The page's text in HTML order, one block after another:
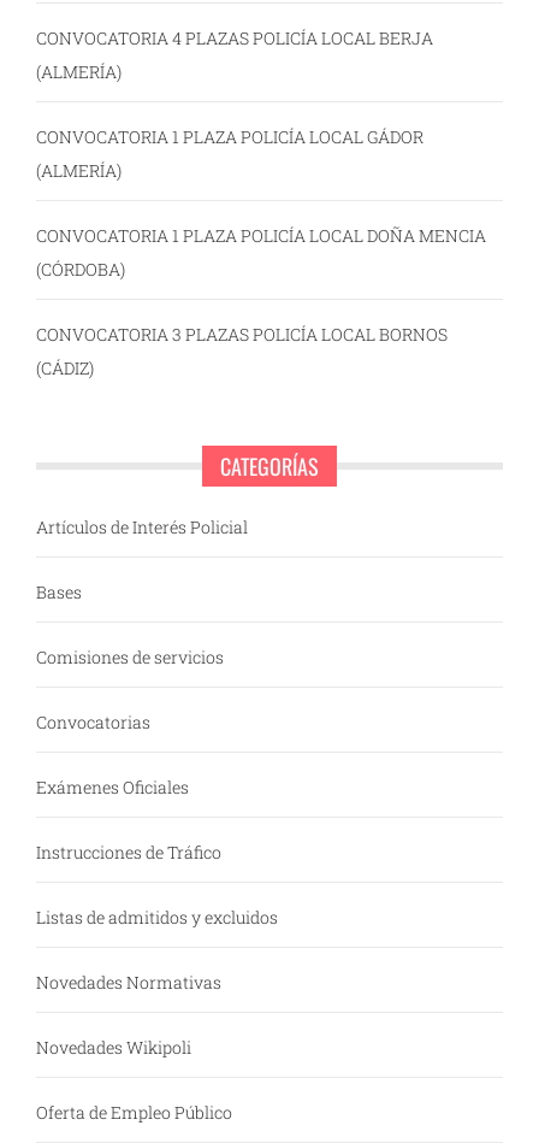
CONVOCATORIA 4 PLAZAS POLICÍA LOCAL BERJA
(ALMERÍA)
CONVOCATORIA 1 PLAZA POLICÍA LOCAL GÁDOR
(ALMERÍA)
CONVOCATORIA 1 PLAZA POLICÍA LOCAL DOÑA MENCIA
(CÓRDOBA)
CONVOCATORIA 3 PLAZAS POLICÍA LOCAL BORNOS
(CÁDIZ)
CATEGORÍAS
Artículos de Interés Policial
Bases
Comisiones de servicios
Convocatorias
Exámenes Oficiales
Instrucciones de Tráfico
Listas de admitidos y excluidos
Novedades Normativas
Novedades Wikipoli
Oferta de Empleo Público